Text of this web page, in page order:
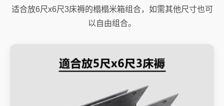
适合放6尺x6尺3床褥的榻榻米箱组合，如需其他尺寸也可
以自由组合。